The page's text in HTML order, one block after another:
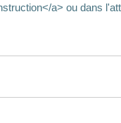
a> ou dans